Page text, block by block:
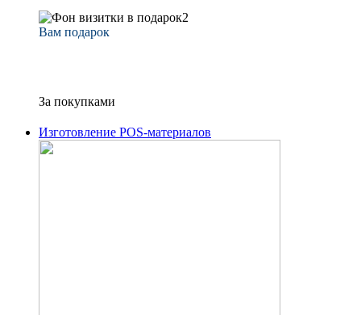
Вам подарок
За покупками
Изготовление POS-материалов